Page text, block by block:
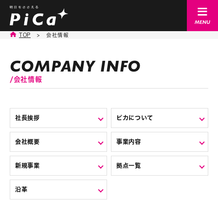
TOP > 会社情報
会社情報
社長挨拶 ピカについて
会社概要 事業内容
新規事業 拠点一覧
沿革